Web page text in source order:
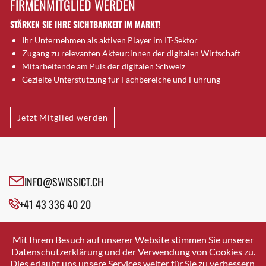
Brugg AG
Brütten
Bubendorf
Bubikon
Buchs (SG)
Bäretswil
Bülach
Cazis
Crissier
Davos Platz
Dierikon
Dietikon
FIRMENMITGLIED WERDEN
STÄRKEN SIE IHRE SICHTBARKEIT IM MARKT!
Ihr Unternehmen als aktiven Player im IT-Sektor
Zugang zu relevanten Akteur:innen der digitalen Wirtschaft
Mitarbeitende am Puls der digitalen Schweiz
Gezielte Unterstützung für Fachbereiche und Führung
Jetzt Mitglied werden
INFO@SWISSICT.CH
+41 43 336 40 20
SWISSICT
VULKANSTRASSE 120
8048 ZURICH
Mit Ihrem Besuch auf unserer Website stimmen Sie unserer
Datenschutzerklärung und der Verwendung von Cookies zu.
Dies erlaubt uns unsere Services weiter für Sie zu verbessern.